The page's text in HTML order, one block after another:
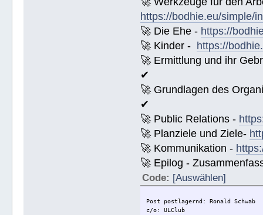
https://bodhie.eu/simple/
🚀 Die Ehe - https://
🚀 Kinder - https://
🚀 Ermittlung und ihr
✔
🚀 Grundlagen des
✔
🚀 Public Relations -
🚀 Planziele und Ziele-
🚀 Kommunikation -
🚀 Epilog -
Code: [Auswählen]
Post postlagernd: Ronald Schwab
c/o: ULClub